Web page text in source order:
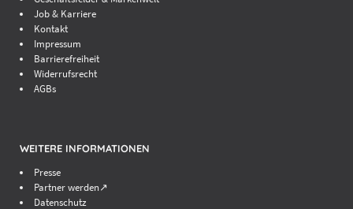
Job & Karriere
Kontakt
Impressum
Barrierefreiheit
Widerrufsrecht
AGBs
WEITERE INFORMATIONEN
Presse
Partner werden↗
Datenschutz